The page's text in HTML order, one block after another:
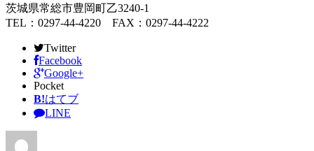
茨城県常総市豊岡町乙3240-1
TEL：0297-44-4220 FAX：0297-44-4222
Twitter
Facebook
Google+
Pocket
B!はてブ
LINE